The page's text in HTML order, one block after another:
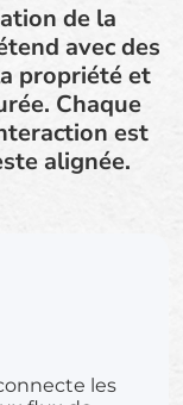
de la
avec des
propriété et
Chaque
est
alignée.
les